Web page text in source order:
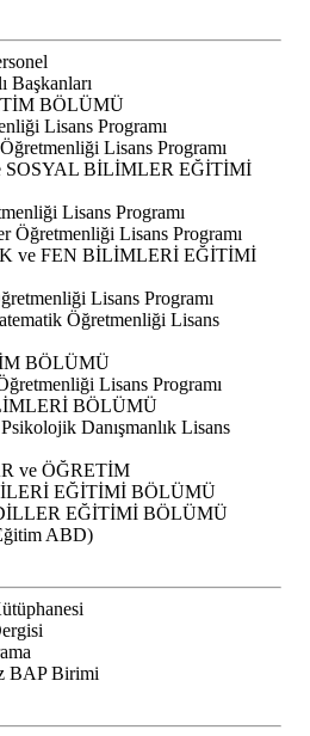
Başkanları
BÖLÜMÜ
Lisans Programı
Lisans Programı
SOSYAL BİLİMLER EĞİTİMİ
Lisans Programı
Öğretmenliği Lisans Programı
ve FEN BİLİMLERİ EĞİTİMİ
Lisans Programı
Öğretmenliği Lisans
BÖLÜMÜ
Lisans Programı
BÖLÜMÜ
Danışmanlık Lisans
ve ÖĞRETİM
EĞİTİMİ BÖLÜMÜ
EĞİTİMİ BÖLÜMÜ
ABD)
BAP Birimi